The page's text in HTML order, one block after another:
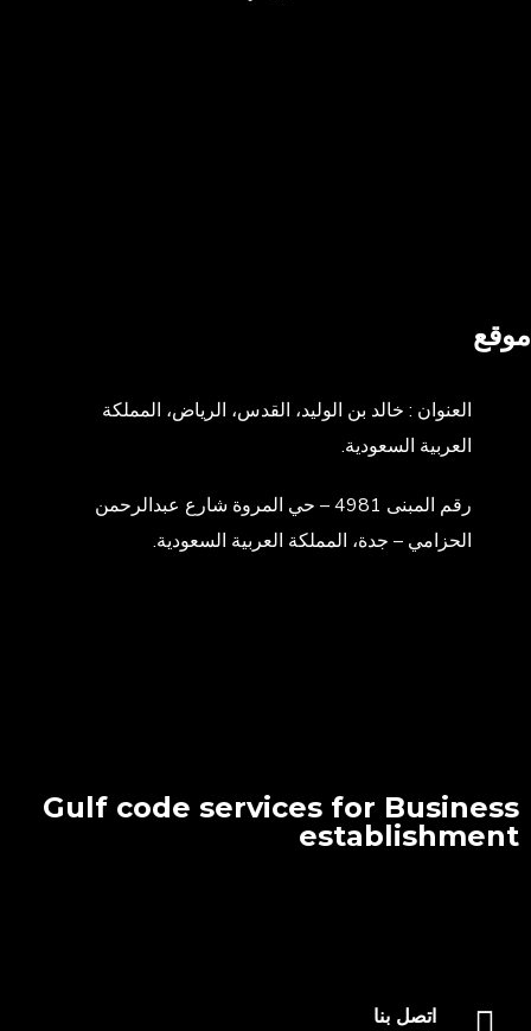
موقع
العنوان : خالد بن الوليد، القدس، الرياض، المملكة
العربية السعودية.
رقم المبنى 4981 – حي المروة شارع عبدالرحمن
الحزامي – جدة، المملكة العربية السعودية.
Gulf code services for Business
establishment
اتصل بنا